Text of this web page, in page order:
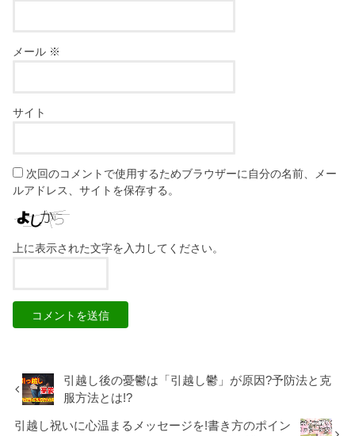
メール ※
サイト
次回のコメントで使用するためブラウザーに自分の名前、メー
ルアドレス、サイトを保存する。
上に表示された文字を入力してください。
引越し後の憂鬱は「引越し鬱」が原因?予防法と克
服方法とは!?
引越し祝いに心温まるメッセージを!書き方のポイン